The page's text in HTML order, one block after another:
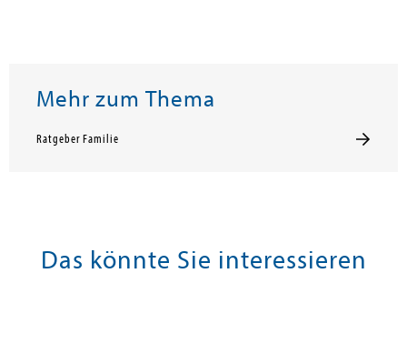
Mehr zum Thema
Ratgeber Familie
Das könnte Sie interessieren